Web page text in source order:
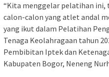
“Kita menggelar pelatihan ini,
calon-calon yang atlet andal
yang ikut dalam Pelatihan
Tenaga Keolahragaan tahun
Pembibitan Iptek dan
Kabupaten Bogor, Neneng